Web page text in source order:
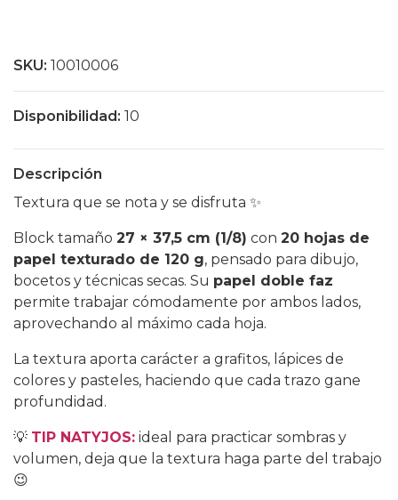
SKU: 10010006
Disponibilidad: 10
Descripción
Textura que se nota y se disfruta ✨
Block tamaño 27 × 37,5 cm (1/8) con 20 hojas de
papel texturado de 120 g, pensado para dibujo,
bocetos y técnicas secas. Su papel doble faz
permite trabajar cómodamente por ambos lados,
aprovechando al máximo cada hoja.
La textura aporta carácter a grafitos, lápices de
colores y pasteles, haciendo que cada trazo gane
profundidad.
💡 TIP NATYJOS: ideal para practicar sombras y
volumen, deja que la textura haga parte del trabajo
😉